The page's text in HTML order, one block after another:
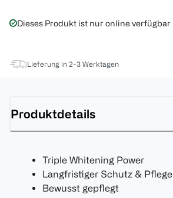
Dieses Produkt ist nur online verfügbar
Lieferung in 2-3 Werktagen
Produktdetails
Triple Whitening Power
Langfristiger Schutz & Pflege
Bewusst gepflegt